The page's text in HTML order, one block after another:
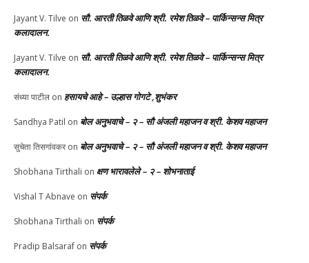
Jayant V. Tilve on सौ. आरती तिळवे आणि श्री. रमेश तिळवे – पार्किन्सन्स मित्र
कलादालन.
Jayant V. Tilve on सौ. आरती तिळवे आणि श्री. रमेश तिळवे – पार्किन्सन्स मित्र
कलादालन.
संध्या पाटील on हसायचे आहे – उल्हास गोगटे ,शुभंकर
Sandhya Patil on बोल अनुभवाचे – २ – सौ अंजली महाजन व श्री. केशव महाजन
सुचेता तिसगांवकरon बोल अनुभवाचे – २ – सौ अंजली महाजन व श्री. केशव महाजन
Shobhana Tirthali on क्षण भारावलेले – २ – शोभनाताई
Vishal T Abnave on संपर्क
Shobhana Tirthali on संपर्क
Pradip Balsaraf on संपर्क